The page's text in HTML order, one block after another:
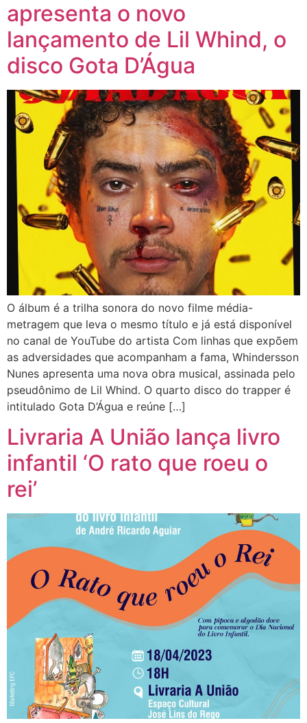
apresenta o novo
lançamento de Lil Whind, o
disco Gota D’Água
O álbum é a trilha sonora do novo filme média-
metragem que leva o mesmo título e já está disponível
no canal de YouTube do artista Com linhas que expõem
as adversidades que acompanham a fama, Whindersson
Nunes apresenta uma nova obra musical, assinada pelo
pseudônimo de Lil Whind. O quarto disco do trapper é
intitulado Gota D’Água e reúne […]
Livraria A União lança livro
infantil ‘O rato que roeu o
rei’